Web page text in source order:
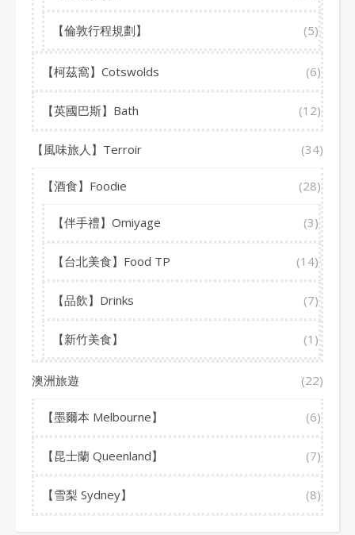
【倫敦行程規劃】 (5)
【柯茲窩】Cotswolds (6)
【英國巴斯】Bath (12)
【風味旅人】Terroir (34)
【酒食】Foodie (28)
【伴手禮】Omiyage (3)
【台北美食】Food TP (14)
【品飲】Drinks (7)
【新竹美食】 (1)
澳洲旅遊 (22)
【墨爾本 Melbourne】 (6)
【昆士蘭 Queenland】 (7)
【雪梨 Sydney】 (8)